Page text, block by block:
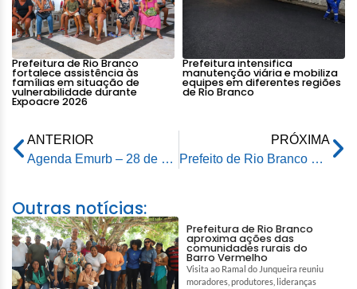
Prefeitura de Rio Branco
fortalece assistência às
famílias em situação de
vulnerabilidade durante
Expoacre 2026
Prefeitura intensifica
manutenção viária e mobiliza
equipes em diferentes regiões
de Rio Branco
ANTERIOR
Agenda Emurb – 28 de outubro de 2025
PRÓXIMA
Prefeito de Rio Branco abre XVII Fórum Internacional em Saúde e debate políticas ambientais
Outras notícias:
Prefeitura de Rio Branco
aproxima ações das
comunidades rurais do
Barro Vermelho
Visita ao Ramal do Junqueira reuniu
moradores, produtores, lideranças